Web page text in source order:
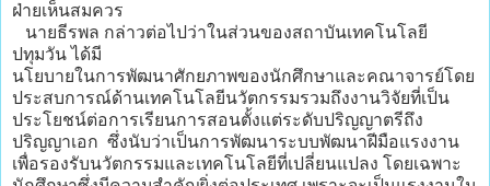
ฝ่ายเห็นสมควร
นายธีรพล กล่าวต่อไปว่าในส่วนของสถาบันเทคโนโลยี
ปทุมวัน ได้มี
นโยบายในการพัฒนาศักยภาพของนักศึกษาและคณาจารย์โดย
ประสบการณ์ด้านเทคโนโลยีนวัตกรรมรวมถึงงานวิจัยที่เป็น
ประโยชน์ต่อการเรียนการสอนตั้งแต่ระดับปริญญาตรีถึง
ปริญญาเอก ซึ่งนับว่าเป็นการพัฒนาระบบพัฒนาฝีมือแรงงาน
เพื่อรองรับนวัตกรรมและเทคโนโลยีที่เปลี่ยนแปลง โดยเฉพาะ